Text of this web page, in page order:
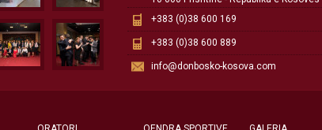
+383 (0)38 600 169
+383 (0)38 600 889
info@donbosko-kosova.com